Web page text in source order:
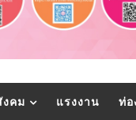
งคม แรงงาน ท่อ